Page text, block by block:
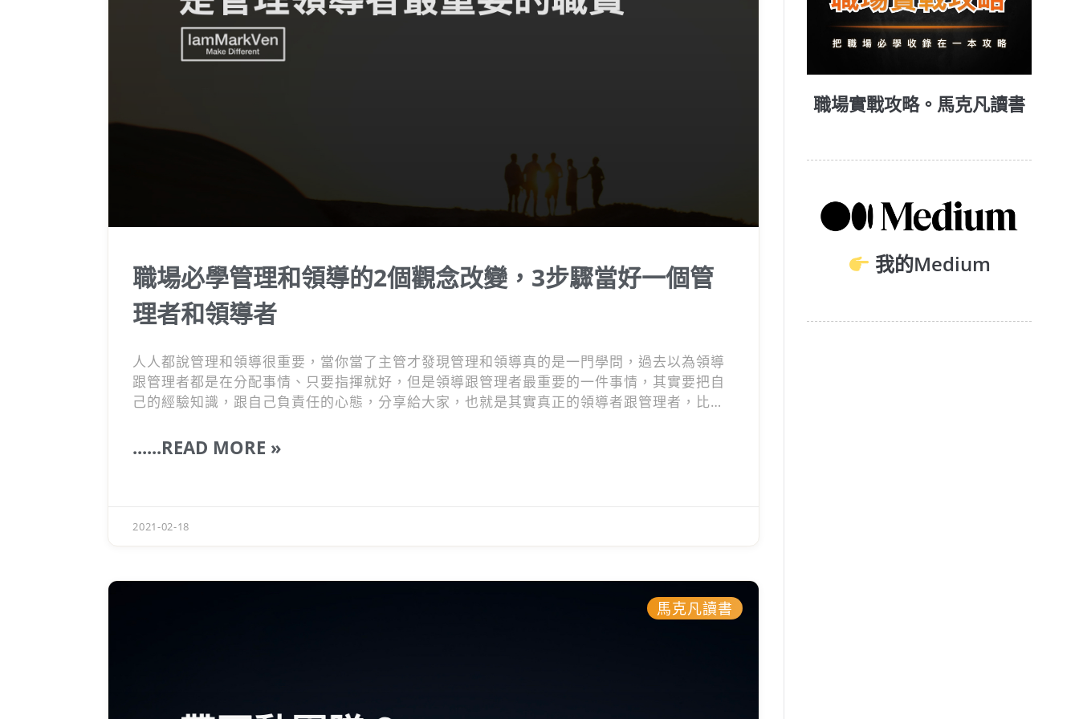
職場必學管理和領導的2個觀念改變，3步驟當好一個管
理者和領導者
人人都說管理和領導很重要，當你當了主管才發現管理和領導真的是一門學問，過去以為領導
跟管理者都是在分配事情、只要指揮就好，但是領導跟管理者最重要的一件事情，其實要把自
己的經驗知識，跟自己負責任的心態，分享給大家，也就是其實真正的領導者跟管理者，比較
鍵，在於2個觀念的改變，以及跟著3個步驟，就可以讓你當好一個管理者和領導者，越管越輕
......READ MORE »
2021-02-18
馬克凡讀書
職場實戰攻略。馬克凡讀書
我的Medium